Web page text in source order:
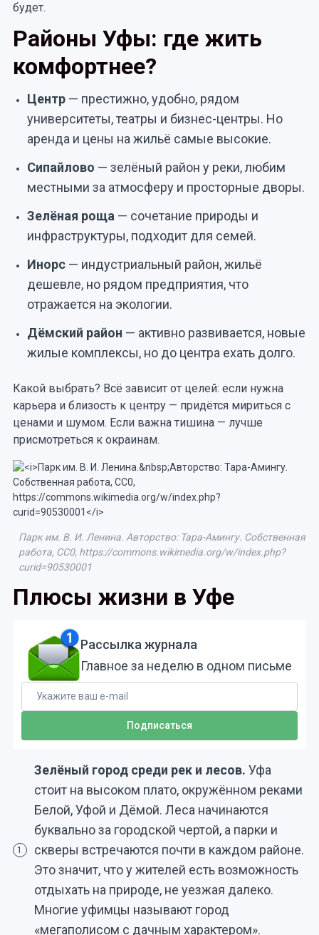
будет.
Районы Уфы: где жить
комфортнее?
Центр— престижно, удобно, рядом
университеты, театры и бизнес-центры. Но
аренда и цены на жильё самые высокие.
Сипайлово — зелёный район у реки, любим
местными за атмосферу и просторные дворы.
Зелёная роща — сочетание природы и
инфраструктуры, подходит для семей.
Инорс— индустриальный район, жильё
дешевле, но рядом предприятия, что
отражается на экологии.
Дёмский район — активно развивается, новые
жилые комплексы, но до центра ехать долго.
Какой выбрать? Всё зависит от целей: если нужна
карьера и близость к центру — придётся мириться с
ценами и шумом. Если важна тишина — лучше
присмотреться к окраинам.
Парк им. В. И. Ленина. Авторство: Тара-Амингу. Собственная
работа, CC0, https://commons.wikimedia.org/w/index.php?
curid=90530001
Плюсы жизни в Уфе
Рассылка журнала
Главное за неделю в одном письме
1
Зелёный город среди рек и лесов. Уфа
стоит на высоком плато, окружённом реками
Белой, Уфой и Дёмой. Леса начинаются
буквально за городской чертой, а парки и
скверы встречаются почти в каждом районе.
Это значит, что у жителей есть возможность
отдыхать на природе, не уезжая далеко.
Многие уфимцы называют город
«мегаполисом с дачным характером».